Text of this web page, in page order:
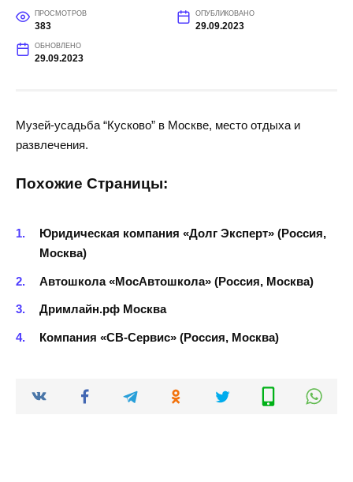
ПРОСМОТРОВ
383
ОПУБЛИКОВАНО
29.09.2023
ОБНОВЛЕНО
29.09.2023
Музей-усадьба “Кусково” в Москве, место отдыха и
развлечения.
Похожие Страницы:
Юридическая компания «Долг Эксперт» (Россия,
Москва)
Автошкола «МосАвтошкола» (Россия, Москва)
Дримлайн.рф Москва
Компания «СВ-Сервис» (Россия, Москва)